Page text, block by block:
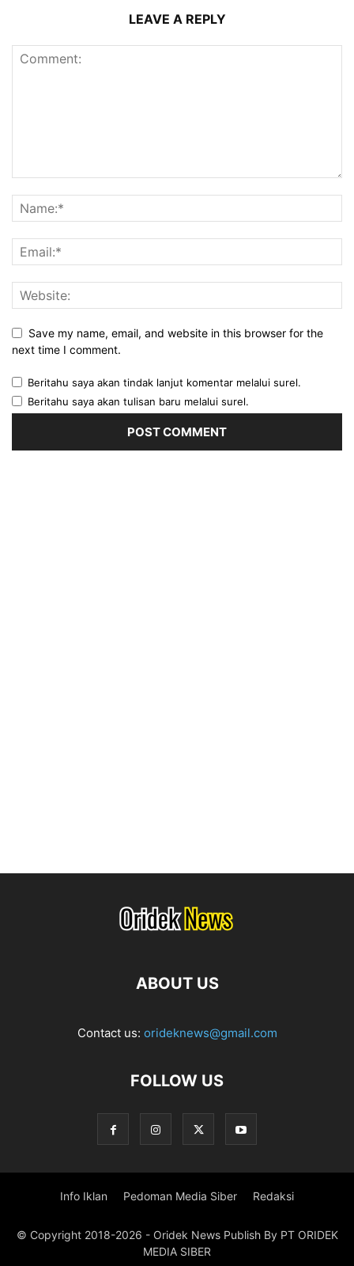
LEAVE A REPLY
Save my name, email, and website in this browser for the
next time I comment.
Beritahu saya akan tindak lanjut komentar melalui surel.
Beritahu saya akan tulisan baru melalui surel.
ABOUT US
Contact us: orideknews@gmail.com
FOLLOW US
Info Iklan Pedoman Media Siber Redaksi
© Copyright 2018-2026 - Oridek News Publish By PT ORIDEK
MEDIA SIBER